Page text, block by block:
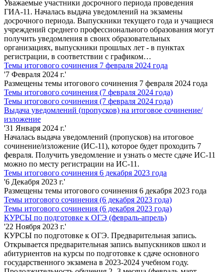
Уважаемые участники досрочного периода проведения
ГИА-11. Началась выдача уведомлений на экзамены
досрочного периода. Выпускники текущего года и учащиеся
учреждений среднего профессионального образования могут
получить уведомления в своих образовательных
организациях, выпускники прошлых лет - в пунктах
регистрации, в соответствии с графиком…
Темы итогового сочинения 7 февраля 2024 года
'7 Февраля 2024 г.'
Размещены темы итогового сочинения 7 февраля 2024 года
Темы итогового сочинения (7 февраля 2024 года)
Темы итогового сочинения (7 февраля 2024 года)
Выдача уведомлений (пропусков) на итоговое сочинение/
изложение
'31 Января 2024 г.'
Началась выдача уведомлений (пропусков) на итоговое
сочинение/изложение (ИС-11), которое будет проходить 7
февраля. Получить уведомление и узнать о месте сдаче ИС-11
можно по месту регистрации на ИС-11.
Темы итогового сочинения 6 декабря 2023 года
'6 Декабря 2023 г.'
Размещены темы итогового сочинения 6 декабря 2023 года
Темы итогового сочинения (6 декабря 2023 года)
Темы итогового сочинения (6 декабря 2023 года)
КУРСЫ по подготовке к ОГЭ (февраль-апрель)
'22 Ноября 2023 г.'
КУРСЫ по подготовке к ОГЭ. Предварительная запись.
Открывается предварительная запись выпускников школ и
абитуриентов на курсы по подготовке к сдаче основного
государственного экзамена в 2023-2024 учебном году.